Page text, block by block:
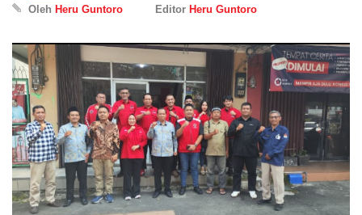
Oleh Heru Guntoro Editor Heru Guntoro